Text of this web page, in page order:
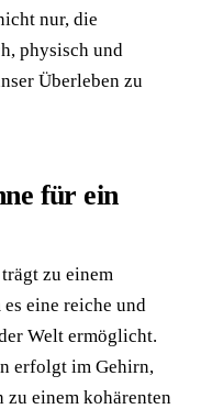
nur, die
physisch und
Überleben zu
für ein
zu einem
eine reiche und
Welt ermöglicht.
erfolgt im Gehirn,
einem kohärenten